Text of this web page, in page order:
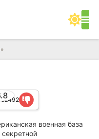
52492
военная база